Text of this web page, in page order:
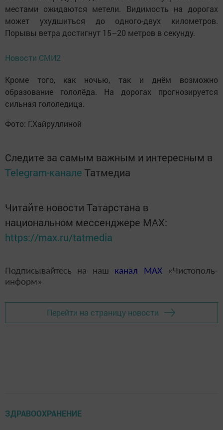
местами ожидаются метели. Видимость на дорогах
может ухудшиться до одного-двух километров.
Порывы ветра достигнут 15–20 метров в секунду.
Новости СМИ2
Кроме того, как ночью, так и днём возможно
образование гололёда. На дорогах прогнозируется
сильная гололедица.
Фото: Г.Хайруллиной
Следите за самым важным и интересным в
Telegram-канале Татмедиа
Читайте новости Татарстана в
национальном мессенджере MАХ:
https://max.ru/tatmedia
Подписывайтесь на наш канал MAX«Чистополь-
информ»
Перейти на страницу новости
ЗДРАВООХРАНЕНИЕ